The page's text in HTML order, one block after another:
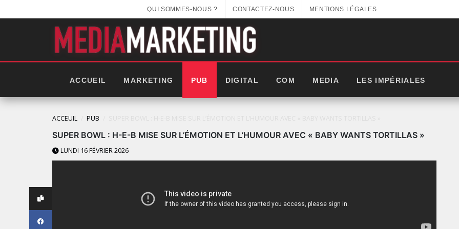
QUI SOMMES-NOUS ? CONTACTEZ-NOUS MENTIONS LÉGALES
ACCUEIL MARKETING PUB DIGITAL COM MEDIA LES IMPÉRIALES
ACCEUIL PUB
SUPER BOWL : H-E-B MISE SUR L’ÉMOTION ET L’HUMOUR AVEC « BABY WANTS TORTILLAS »
LUNDI 16 FÉVRIER 2026